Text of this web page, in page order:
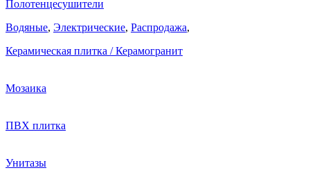
Полотенцесушители
Водяные, Электрические, Распродажа,
Керамическая плитка / Керамогранит
Мозаика
ПВХ плитка
Унитазы